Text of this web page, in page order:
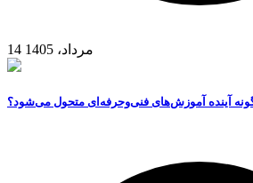
14 مرداد، 1405
آینده آموزش‌های فنی‌وحرفه‌ای متحول می‌شود؟